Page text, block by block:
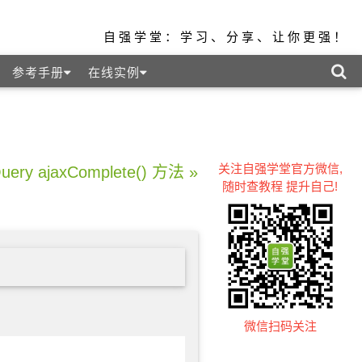
自强学堂：学习、分享、让你更强！
参考手册 在线实例
ajaxComplete() 方法 »
关注自强学堂官方微信,
随时查教程 提升自己!
微信扫码关注